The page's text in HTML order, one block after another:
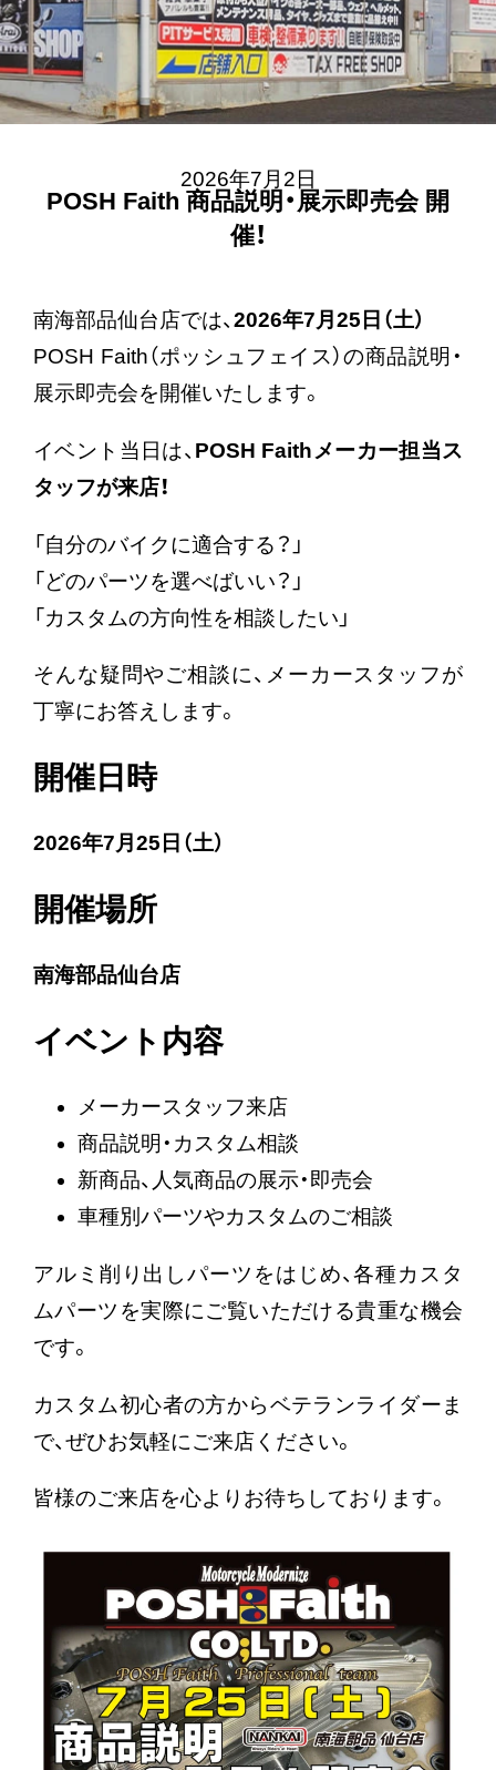
POSH Faith 商品説明・展示即売会 開
催！
南海部品仙台店では、2026年7月25日（土）
POSH Faith（ポッシュフェイス）の商品説明・
展示即売会を開催いたします。
イベント当日は、 POSH Faithメーカー担当ス
タッフが来店！
「自分のバイクに適合する？」
「どのパーツを選べばいい？」
「カスタムの方向性を相談したい」
そんな疑問やご相談に、メーカースタッフが
丁寧にお答えします。
開催日時
2026年7月25日（土）
開催場所
南海部品仙台店
イベント内容
メーカースタッフ来店
商品説明・カスタム相談
新商品、人気商品の展示・即売会
車種別パーツやカスタムのご相談
アルミ削り出しパーツをはじめ、各種カスタ
ムパーツを実際にご覧いただける貴重な機会
です。
カスタム初心者の方からベテランライダーま
で、ぜひお気軽にご来店ください。
皆様のご来店を心よりお待ちしております。
2026年7月2日